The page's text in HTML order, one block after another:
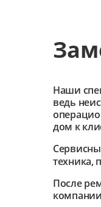
Наши
ведь
дом к
техника,
После
компании